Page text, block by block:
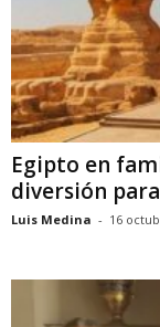
Egipto en
diversión
Luis Medina - 16